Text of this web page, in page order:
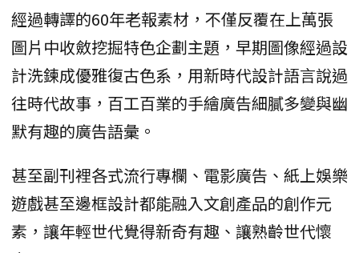
經過轉譯的60年老報素材，不僅反覆在上萬張
圖片中收斂挖掘特色企劃主題，早期圖像經過設
計洗鍊成優雅復古色系，用新時代設計語言說過
往時代故事，百工百業的手繪廣告細膩多變與幽
默有趣的廣告語彙。
甚至副刊裡各式流行專欄、電影廣告、紙上娛樂
遊戲甚至邊框設計都能融入文創產品的創作元
素，讓年輕世代覺得新奇有趣、讓熟齡世代懷